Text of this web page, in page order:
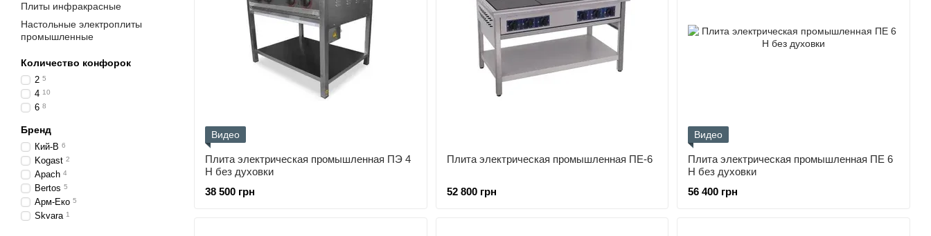
Видео
Плита электрическая промышленная ПЭ 4
Н без духовки
38 500 грн
Плита электрическая промышленная ПЕ-6
52 800 грн
Видео
Плита электрическая промышленная ПЕ 6
Н без духовки
56 400 грн
Плиты инфракрасные
Настольные электроплиты
промышленные
Количество конфорок
2 5
4 10
6 8
Бренд
Кий-В 6
Kogast 2
Apach 4
Bertos 5
Арм-Еко 5
Skvara 1